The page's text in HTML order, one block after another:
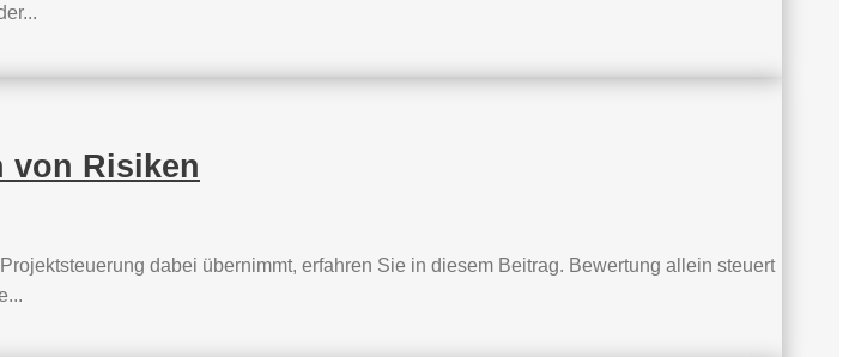
von Risiken
dabei übernimmt, erfahren Sie in diesem Beitrag. Bewertung allein steuert